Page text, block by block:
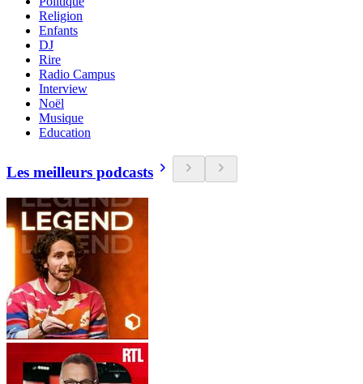
Religion
Enfants
DJ
Rire
Radio Campus
Interview
Noël
Musique
Education
Les meilleurs podcasts